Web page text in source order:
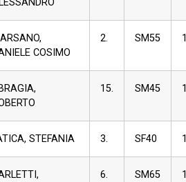
COSIMO
2. SM55
15. SM45
STEFANIA 3. SF40
6. SM65